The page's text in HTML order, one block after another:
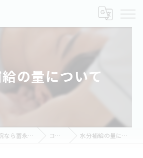
の量について
北海道帯広市の整骨院なら冨永整骨院 コラム 水分補給の量について